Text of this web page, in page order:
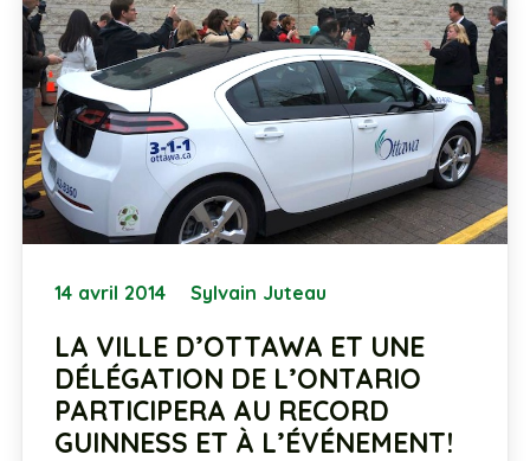
14 avril 2014 Sylvain Juteau
LA VILLE D’OTTAWA ET UNE
DÉLÉGATION DE L’ONTARIO
PARTICIPERA AU RECORD
GUINNESS ET À L’ÉVÉNEMENT!